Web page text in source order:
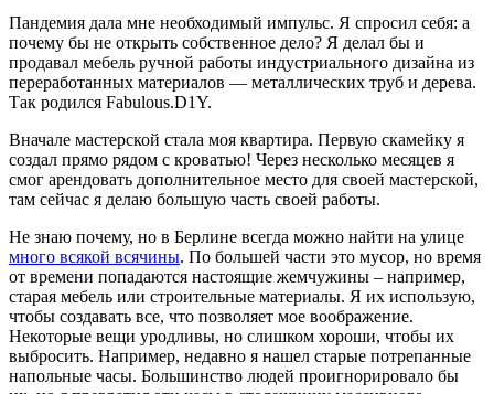
Пандемия дала мне необходимый импульс. Я спросил себя: а
почему бы не открыть собственное дело? Я делал бы и
продавал мебель ручной работы индустриального дизайна из
переработанных материалов — металлических труб и дерева.
Так родился Fabulous.D1Y.
Вначале мастерской стала моя квартира. Первую скамейку я
создал прямо рядом с кроватью! Через несколько месяцев я
смог арендовать дополнительное место для своей мастерской,
там сейчас я делаю большую часть своей работы.
Не знаю почему, но в Берлине всегда можно найти на улице
много всякой всячины. По большей части это мусор, но время
от времени попадаются настоящие жемчужины – например,
старая мебель или строительные материалы. Я их использую,
чтобы создавать все, что позволяет мое воображение.
Некоторые вещи уродливы, но слишком хороши, чтобы их
выбросить. Например, недавно я нашел старые потрепанные
напольные часы. Большинство людей проигнорировало бы